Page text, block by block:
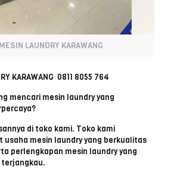
LAUNDRY KARAWANG
KARAWANG 0811 8055 764
mencari mesin laundry yang
di toko kami. Toko kami
usaha mesin laundry yang berkualitas
perlengkapan mesin laundry yang
terjangkau.